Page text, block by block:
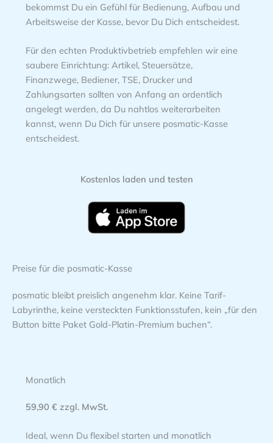
bekommst Du ein Gefühl für Bedienung, Aufbau und
Arbeitsweise der Kasse, bevor Du Dich entscheidest.
Für den echten Produktivbetrieb empfehlen wir eine
saubere Einrichtung: Artikel, Steuersätze,
Finanzwege, Bediener, TSE, Drucker und
Zahlungsarten sollten von Anfang an ordentlich
angelegt werden, da Du nahtlos weiterarbeiten
kannst, wenn Du Dich für unsere posmatic-Kasse
entscheidest.
Kostenlos laden und testen
Preise für die posmatic-Kasse
posmatic bleibt preislich angenehm klar. Keine Tarif-
Labyrinthe, keine versteckten Funktionsstufen, kein „für den
Button bitte Paket Gold-Platin-Premium buchen“.
Monatlich
59,90 € zzgl. MwSt.
Ideal, wenn Du flexibel starten und monatlich